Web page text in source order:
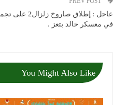
عاجل : إطلاق
في معسكر خالد بتعز .
You Might Also Like